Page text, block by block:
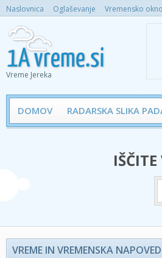
Naslovnica Oglaševanje Vremensko
Vreme Jereka
DOMOV RADARSKA SLIKA
VREME IN VREMENSKA NAPOVED